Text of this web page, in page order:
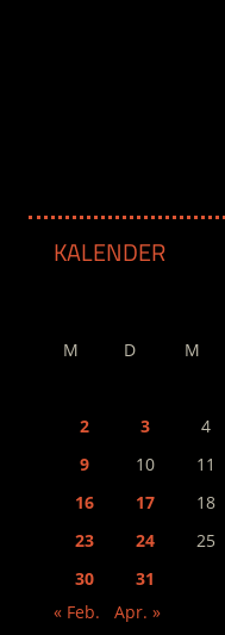
KALENDER
M D M
2
3 4
9
10 11
16
17 18
23
24 25
30
31
« Feb.
Apr. »